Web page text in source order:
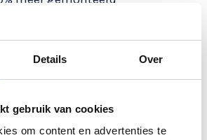
Details Over
gebruik van cookies
om content en advertenties te
gaat om
met die
de klus snel
heeft de
alle voordelen van
Het